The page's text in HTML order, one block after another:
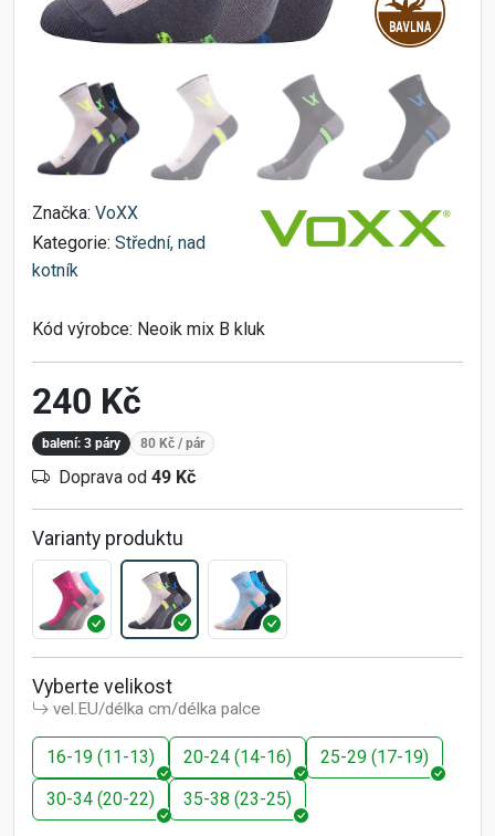
Značka: VoXX
Kategorie: Střední, nad
kotník
Kód výrobce: Neoik mix B kluk
240 Kč
balení: 3 páry 80 Kč / pár
Doprava od 49 Kč
Varianty produktu
Vyberte velikost
vel.EU/délka cm/délka palce
16-19 (11-13) 20-24 (14-16)
25-29 (17-19)
30-34 (20-22)
35-38 (23-25)